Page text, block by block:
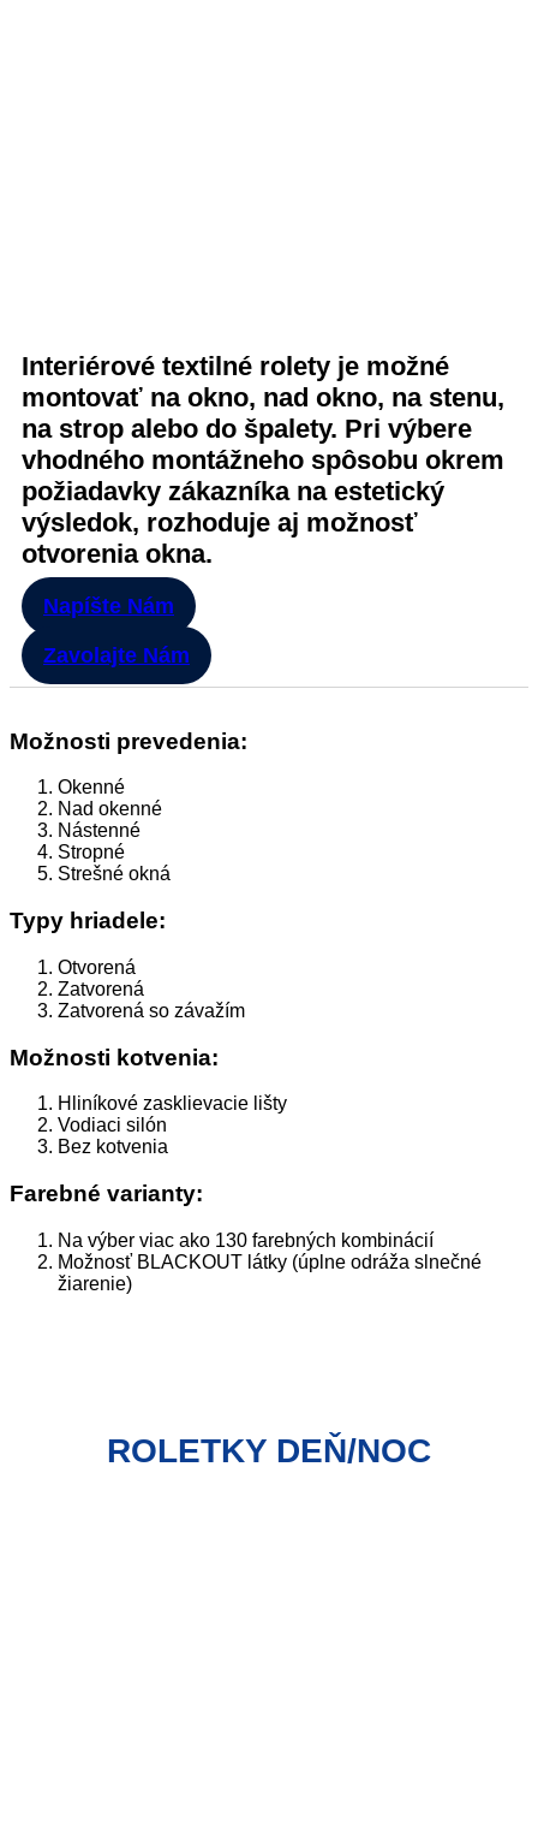
Interiérové textilné rolety je možné
montovať na okno, nad okno, na stenu,
na strop alebo do špalety. Pri výbere
vhodného montážneho spôsobu okrem
požiadavky zákazníka na estetický
výsledok, rozhoduje aj možnosť
otvorenia okna.
Napíšte Nám
Zavolajte Nám
Možnosti prevedenia:
Okenné
Nad okenné
Nástenné
Stropné
Strešné okná
Typy hriadele:
Otvorená
Zatvorená
Zatvorená so závažím
Možnosti kotvenia:
Hliníkové zasklievacie lišty
Vodiaci silón
Bez kotvenia
Farebné varianty:
Na výber viac ako 130 farebných kombinácií
Možnosť BLACKOUT látky (úplne odráža slnečné
žiarenie)
ROLETKY DEŇ/NOC